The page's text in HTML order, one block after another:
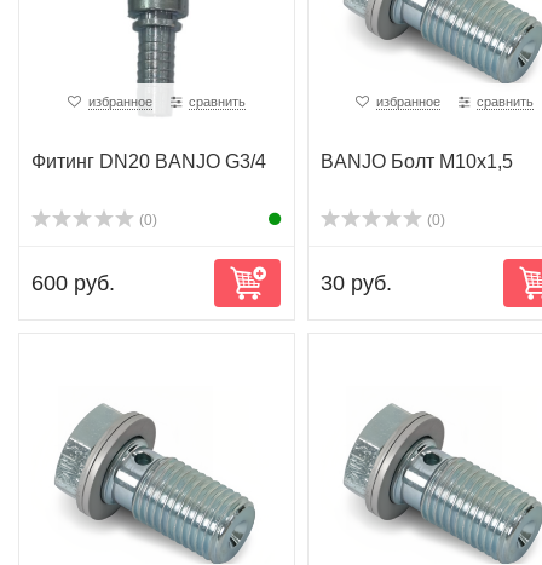
избранное сравнить
Фитинг DN20 BANJO G3/4
(0)
600 руб.
избранное сравнить
BANJO Болт M10x1,5
(0)
30 руб.